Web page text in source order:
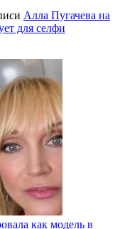
Алла Пугачева на
для селфи
как модель в